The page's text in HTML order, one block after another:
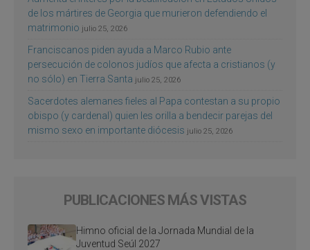
de los mártires de Georgia que murieron defendiendo el
matrimonio julio 25, 2026
Franciscanos piden ayuda a Marco Rubio ante
persecución de colonos judíos que afecta a cristianos (y
no sólo) en Tierra Santa julio 25, 2026
Sacerdotes alemanes fieles al Papa contestan a su propio
obispo (y cardenal) quien les orilla a bendecir parejas del
mismo sexo en importante diócesis julio 25, 2026
PUBLICACIONES MÁS VISTAS
Himno oficial de la Jornada Mundial de la
Juventud Seúl 2027